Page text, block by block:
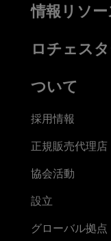
情報リソー
ロチェス
ついて
採用情報
正規販売代理店
協会活動
設立
グローバル拠点